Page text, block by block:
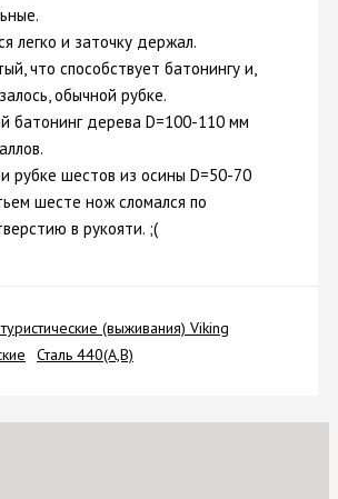
легко и заточку держал.
что способствует батонингу и,
обычной рубке.
батонинг дерева D=100-110 мм
рубке шестов из осины D=50-70
шесте нож сломался по
в рукояти. ;(
(выживания) Viking
Сталь 440(A,B)